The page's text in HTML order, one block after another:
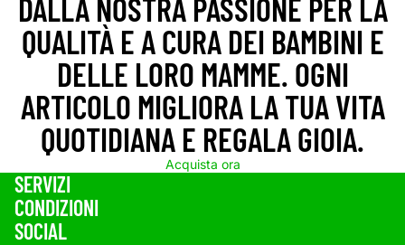
DALLA NOSTRA PASSIONE PER LA
QUALITÀ E A CURA DEI BAMBINI E
DELLE LORO MAMME. OGNI
ARTICOLO MIGLIORA LA TUA VITA
QUOTIDIANA E REGALA GIOIA.
Acquista ora
SERVIZI
CONDIZIONI
SOCIAL
Informativa sui rimborsi
Informativa sulla privacy